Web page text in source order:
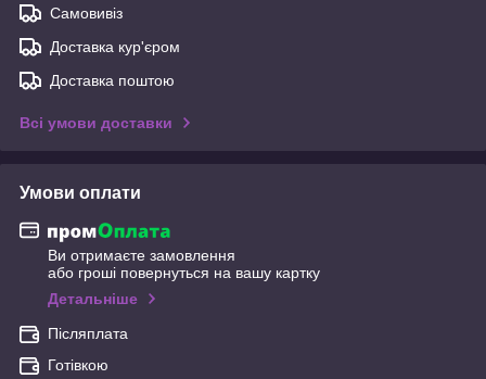
Самовивіз
Доставка кур'єром
Доставка поштою
Всі умови доставки
Умови оплати
Ви отримаєте замовлення
або гроші повернуться на вашу картку
Детальніше
Післяплата
Готівкою